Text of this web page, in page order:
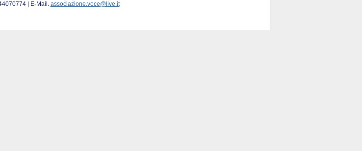
| E-Mail. associazione.voce@live.it